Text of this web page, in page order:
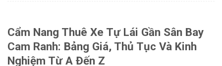
Cẩm Nang Thuê Xe Tự Lái Gần Sân Bay
Cam Ranh: Bảng Giá, Thủ Tục Và Kinh
Nghiệm Từ A Đến Z